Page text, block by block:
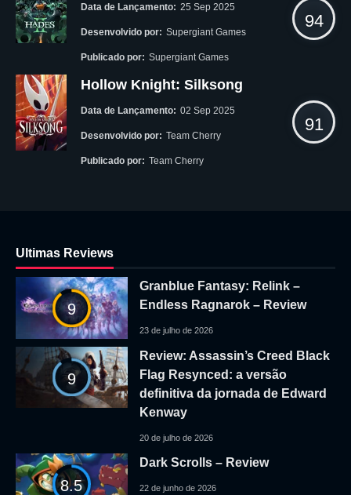
Data de Lançamento: 25 Sep 2025
Desenvolvido por: Supergiant Games
Publicado por: Supergiant Games
94
Hollow Knight: Silksong
Data de Lançamento: 02 Sep 2025
Desenvolvido por: Team Cherry
Publicado por: Team Cherry
91
Ultimas Reviews
9
Granblue Fantasy: Relink –
Endless Ragnarok – Review
23 de julho de 2026
9
Review: Assassin’s Creed Black
Flag Resynced: a versão
definitiva da jornada de Edward
Kenway
20 de julho de 2026
8.5
Dark Scrolls – Review
22 de junho de 2026